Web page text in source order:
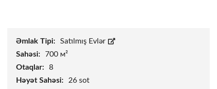
Əmlak Tipi:
Satılmış Evlər
Sahəsi:
700 м²
Otaqlar:
8
Həyət Sahəsi:
26 sot